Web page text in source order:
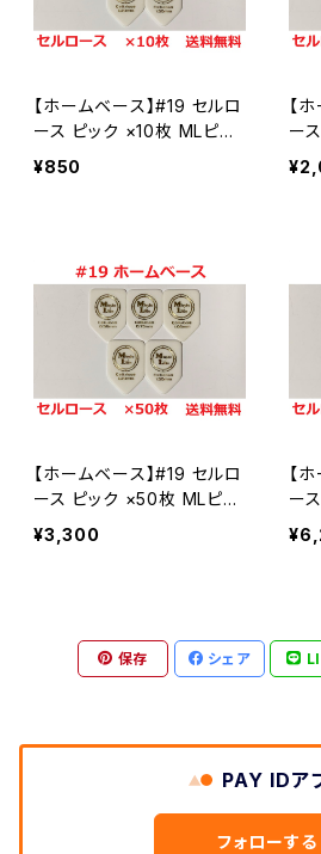
ポリアセタール
セルロース
ポリアセタール
セルロース
#19 ホームベース
ポリアセタール
Polyacetal ポリアセタール
Celllose セルロース
#23-2 JAZZ3
Celllose セルロース
Polyacetal ポリアセタール
#24 セミラウンド
セルロース
ポリアセタール
PPS
#9 ビッグマンドリン
セルロース
#31 BCR
【ホームベース】#19 セルロ
ース ピック ×10枚 MLピッ
ク【送料込み】
¥850
【
ー
ク【
【ホームベース】#19 セルロ
ース ピック ×50枚 MLピッ
ク【送料込み】
¥3,300
【
ー
ック
保存 シェア
PAY IDア
フォローする